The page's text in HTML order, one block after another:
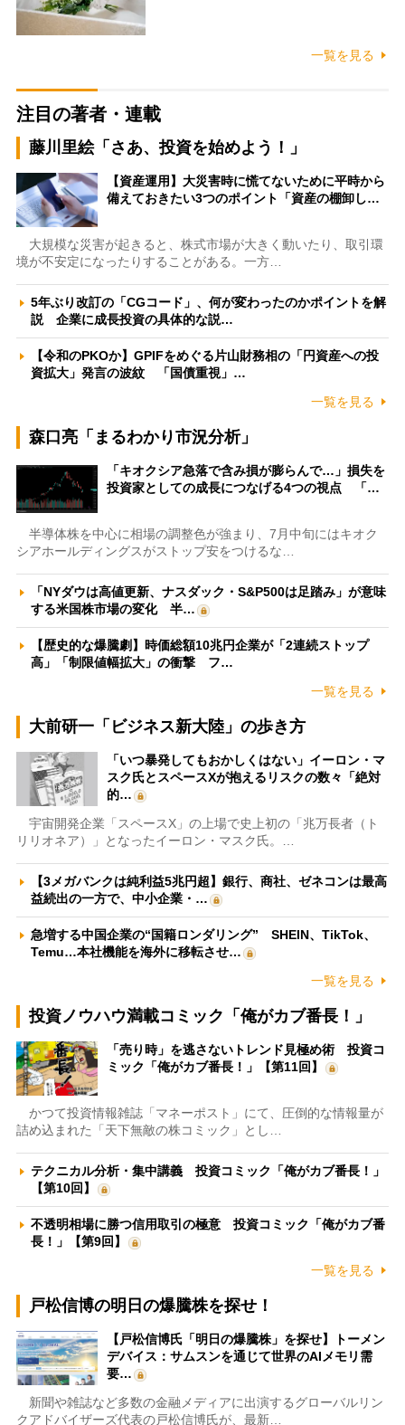
一覧を見る
注目の著者・連載
藤川里絵「さあ、投資を始めよう！」
【資産運用】大災害時に慌てないために平時から
備えておきたい3つのポイント「資産の棚卸し…
大規模な災害が起きると、株式市場が大きく動いたり、取引環
境が不安定になったりすることがある。一方…
5年ぶり改訂の「CGコード」、何が変わったのかポイントを解
説 企業に成長投資の具体的な説…
【令和のPKOか】GPIFをめぐる片山財務相の「円資産への投
資拡大」発言の波紋 「国債重視」…
一覧を見る
森口亮「まるわかり市況分析」
「キオクシア急落で含み損が膨らんで…」損失を
投資家としての成長につなげる4つの視点 「…
半導体株を中心に相場の調整色が強まり、7月中旬にはキオク
シアホールディングスがストップ安をつけるな…
「NYダウは高値更新、ナスダック・S&P500は足踏み」が意味
する米国株市場の変化 半…
【歴史的な爆騰劇】時価総額10兆円企業が「2連続ストップ
高」「制限値幅拡大」の衝撃 フ…
一覧を見る
大前研一「ビジネス新大陸」の歩き方
「いつ暴発してもおかしくはない」イーロン・マ
スク氏とスペースXが抱えるリスクの数々「絶対
的…
宇宙開発企業「スペースX」の上場で史上初の「兆万長者（ト
リリオネア）」となったイーロン・マスク氏。…
【3メガバンクは純利益5兆円超】銀行、商社、ゼネコンは最高
益続出の一方で、中小企業・…
急増する中国企業の“国籍ロンダリング” SHEIN、TikTok、
Temu…本社機能を海外に移転させ…
一覧を見る
投資ノウハウ満載コミック「俺がカブ番長！」
「売り時」を逃さないトレンド見極め術 投資コ
ミック「俺がカブ番長！」【第11回】
かつて投資情報雑誌「マネーポスト」にて、圧倒的な情報量が
詰め込まれた「天下無敵の株コミック」とし…
テクニカル分析・集中講義 投資コミック「俺がカブ番長！」
【第10回】
不透明相場に勝つ信用取引の極意 投資コミック「俺がカブ番
長！」【第9回】
一覧を見る
戸松信博の明日の爆騰株を探せ！
【戸松信博氏「明日の爆騰株」を探せ】トーメン
デバイス：サムスンを通じて世界のAIメモリ需
要…
新聞や雑誌など多数の金融メディアに出演するグローバルリン
クアドバイザーズ代表の戸松信博氏が、最新…